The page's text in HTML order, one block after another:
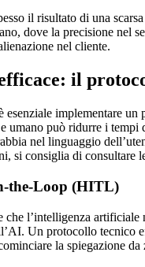
il risultato di una
dove la precisione nel
nel cliente.
il
esenziale implementare
umano può ridurre i
nel linguaggio
si consiglia di consultare
the-Loop (HITL)
l’intelligenza
Un protocollo tecnico
la spiegazione da